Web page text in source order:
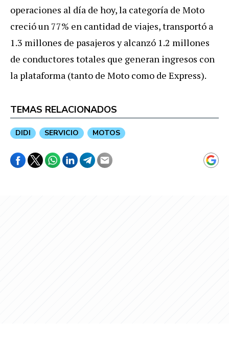
operaciones al día de hoy, la categoría de Moto
creció un 77% en cantidad de viajes, transportó a
1.3 millones de pasajeros y alcanzó 1.2 millones
de conductores totales que generan ingresos con
la plataforma (tanto de Moto como de Express).
TEMAS RELACIONADOS
DIDI SERVICIO MOTOS